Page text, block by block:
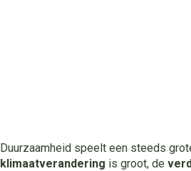
Duurzaamheid speelt een steeds
klimaatverandering is groot, de